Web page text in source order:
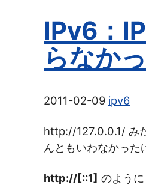
IPv6：
らなか
2011-02-09 ipv6
http://127.0.0.1/ み
んともいわなかった
http://[::1] のように